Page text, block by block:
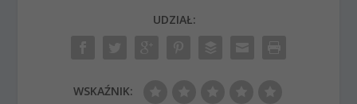
UDZIAŁ:
WSKAŹNIK: